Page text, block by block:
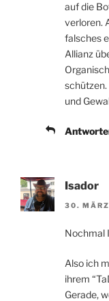
auf die
verloren.
falsches
Allianz
und
Isador
30.
Nochmal
Also ich
ihrem
Gerade,